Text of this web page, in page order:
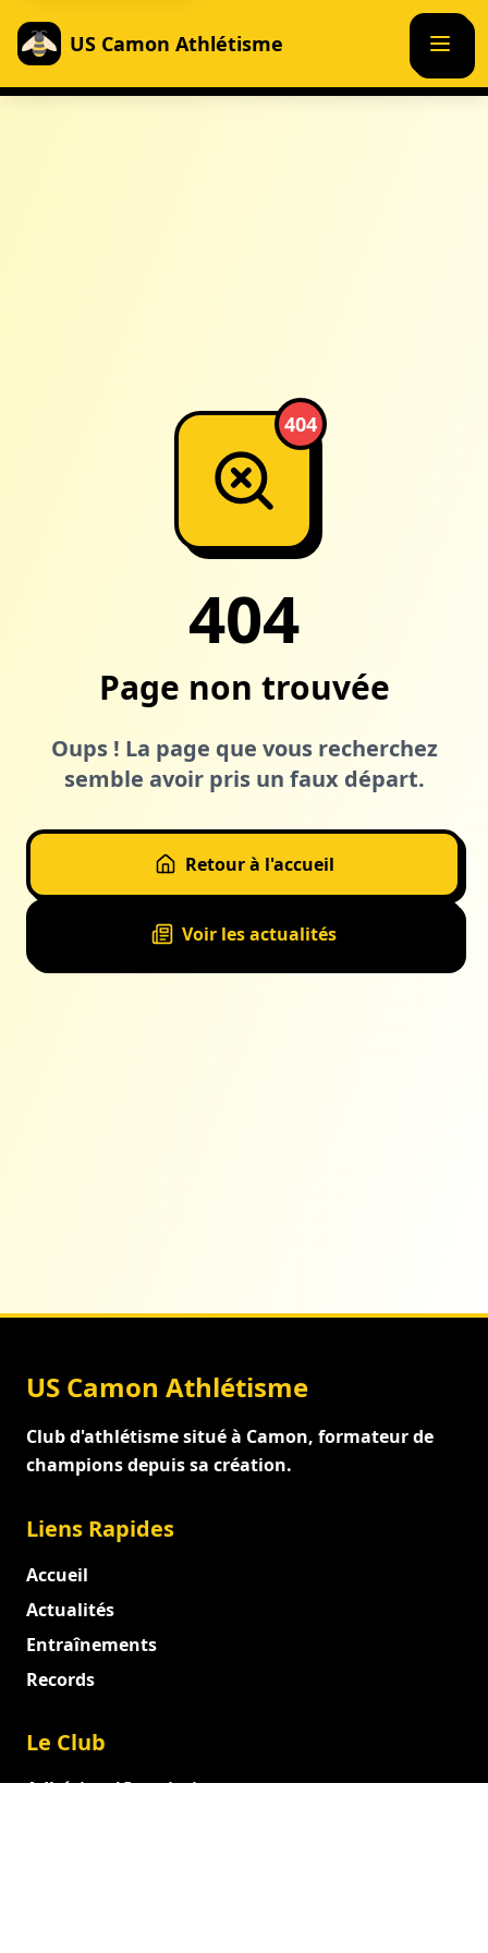
US Camon Athlétisme
404
404
Page non trouvée
Oups ! La page que vous recherchez
semble avoir pris un faux départ.
Retour à l'accueil
Voir les actualités
US Camon Athlétisme
Club d'athlétisme situé à Camon, formateur de
champions depuis sa création.
Liens Rapides
Accueil
Actualités
Entraînements
Records
Le Club
Adhésion / Inscription